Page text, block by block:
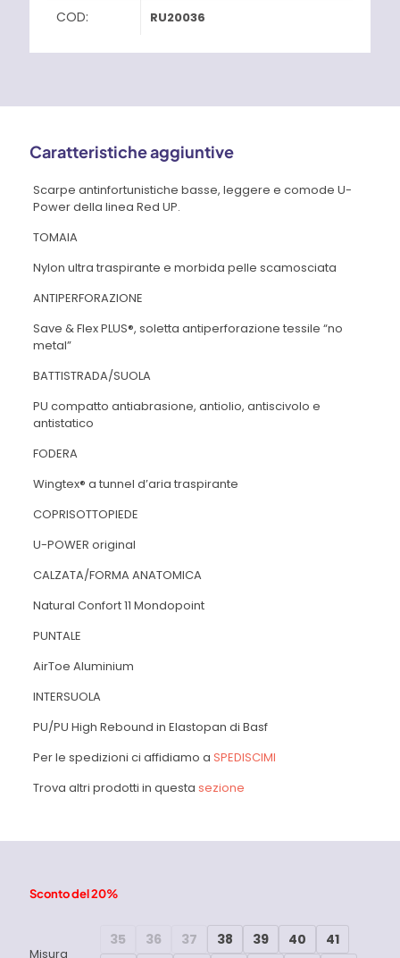
COD: RU20036
Caratteristiche aggiuntive
Scarpe antinfortunistiche basse, leggere e comode U-
Power della linea Red UP.
TOMAIA
Nylon ultra traspirante e morbida pelle scamosciata
ANTIPERFORAZIONE
Save & Flex PLUS®, soletta antiperforazione tessile “no
metal”
BATTISTRADA/SUOLA
PU compatto antiabrasione, antiolio, antiscivolo e
antistatico
FODERA
Wingtex® a tunnel d’aria traspirante
COPRISOTTOPIEDE
U-POWER original
CALZATA/FORMA ANATOMICA
Natural Confort 11 Mondopoint
PUNTALE
AirToe Aluminium
INTERSUOLA
PU/PU High Rebound in Elastopan di Basf
Per le spedizioni ci affidiamo a SPEDISCIMI
Trova altri prodotti in questa sezione
Sconto del 20%
Misura
35 36 37 38 39 40 41